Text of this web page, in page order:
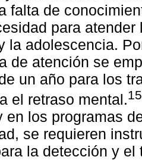
falta de
para
la adolescencia.
de atención se
un año para los
el retraso mental.
en los programas
se requieren
la detección y el